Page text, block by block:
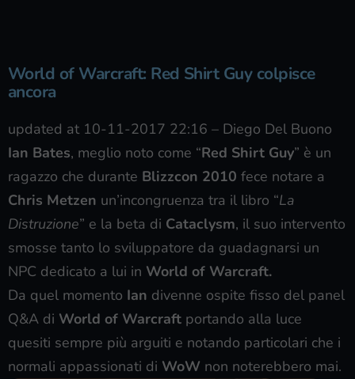
World of Warcraft: Red Shirt Guy colpisce
ancora
updated at 10-11-2017 22:16 – Diego Del Buono
Ian Bates, meglio noto come “Red Shirt Guy” è un
ragazzo che durante Blizzcon 2010 fece notare a
Chris Metzen un’incongruenza tra il libro “La
Distruzione” e la beta di Cataclysm, il suo intervento
smosse tanto lo sviluppatore da guadagnarsi un
NPC dedicato a lui in World of Warcraft.
Da quel momento Ian divenne ospite fisso del panel
Q&A di World of Warcraft portando alla luce
quesiti sempre più arguiti e notando particolari che i
normali appassionati di WoW non noterebbero mai.